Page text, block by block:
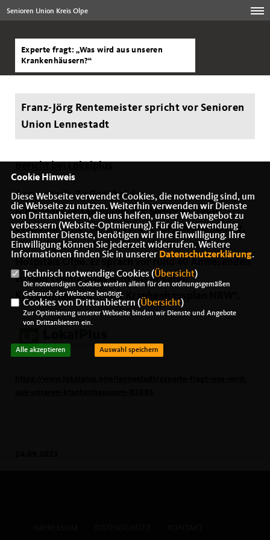
Senioren Union Kreis Olpe
Experte fragt: „Was wird aus unseren
Krankenhäusern?“
Franz-Jörg Rentemeister spricht vor Senioren
Union Lennestadt
Lennestadt. Zu Gast bei der
Mitgliederversammlung der Senioren Union
Lennestadt war kürzlich Franz-Jörg Rentemeister,
ehemaliger Geschäftsführer des St.-Martinus-
Hospitals Olpe. Er sprach vor rund 40 Anwesenden
zu dem Thema „Was wird aus unseren
Krankenhäusern? – Der Krankenhausplan NRW“.
Cookie Hinweis
Diese Webseite verwendet Cookies, die notwendig sind, um
die Webseite zu nutzen. Weiterhin verwenden wir Dienste
von Drittanbietern, die uns helfen, unser Webangebot zu
verbessern (Website-Optmierung). Für die Verwendung
bestimmter Dienste, benötigen wir Ihre Einwilligung. Ihre
Einwilligung können Sie jederzeit widerrufen. Weitere
Informationen finden Sie in unserer Datenschutzerklärung.
Technisch notwendige Cookies (Übersicht)
Die notwendigen Cookies werden allein für den ordnungsgemäßen
Gebrauch der Webseite benötigt.
Cookies von Drittanbietern (Übersicht)
Zur Optimierung unserer Webseite binden wir Dienste und Angebote
von Drittanbietern ein.
Alle akzeptieren Auswahl speichern